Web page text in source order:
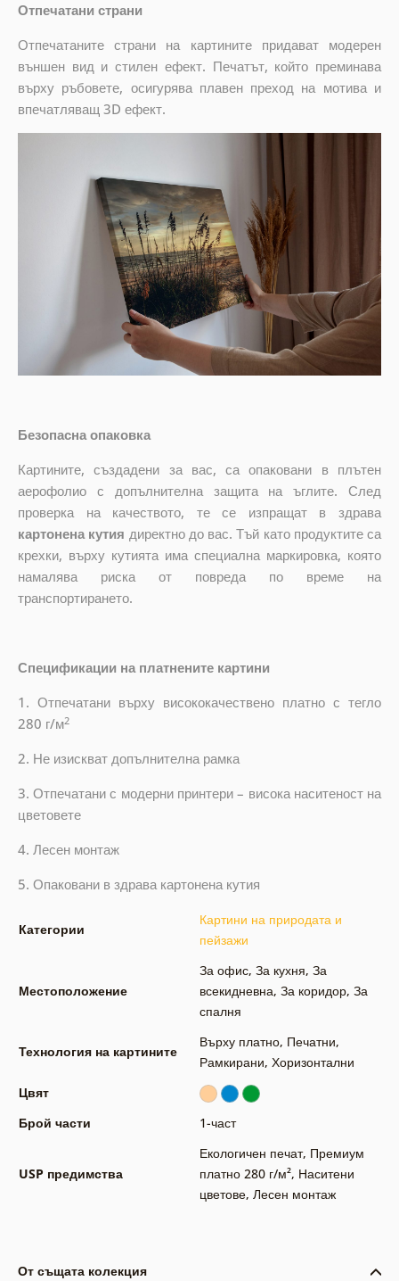
Отпечатани страни
Отпечатаните страни на картините придават модерен
външен вид и стилен ефект. Печатът, който преминава
върху ръбовете, осигурява плавен преход на мотива и
впечатляващ 3D ефект.
Безопасна опаковка
Картините, създадени за вас, са опаковани в плътен
аерофолио с допълнителна защита на ъглите. След
проверка на качеството, те се изпращат в здрава
картонена кутия директно до вас. Тъй като продуктите са
крехки, върху кутията има специална маркировка, която
намалява риска от повреда по време на
транспортирането.
Спецификации на платнените картини
1. Отпечатани върху висококачествено платно с тегло
280 г/м2
2. Не изискват допълнителна рамка
3. Отпечатани с модерни принтери – висока наситеност на
цветовете
4. Лесен монтаж
5. Опаковани в здрава картонена кутия
Категории
Картини на природата и
пейзажи
Местоположение
За офис, За кухня, За
всекидневна, За коридор, За
спалня
Технология на картините
Върху платно, Печатни,
Рамкирани, Хоризонтални
Цвят
Брой части
1-част
USP предимства
Екологичен печат, Премиум
платно 280 г/м², Наситени
цветове, Лесен монтаж
От същата колекция